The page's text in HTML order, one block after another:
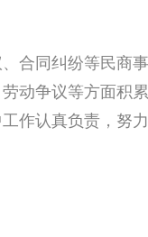
合同纠纷等民商
动争议等方面积
作认真负责，努